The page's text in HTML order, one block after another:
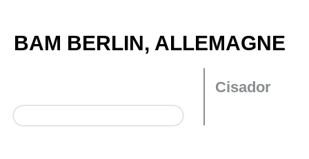
BAM BERLIN, ALLEMAGNE
Cisador